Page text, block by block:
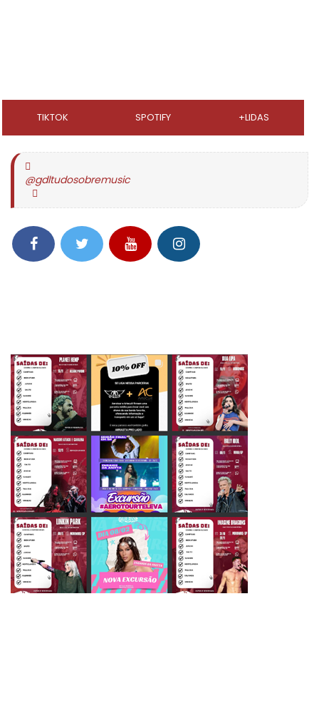
TIKTOK SPOTIFY +LIDAS
@gdltudosobremusic